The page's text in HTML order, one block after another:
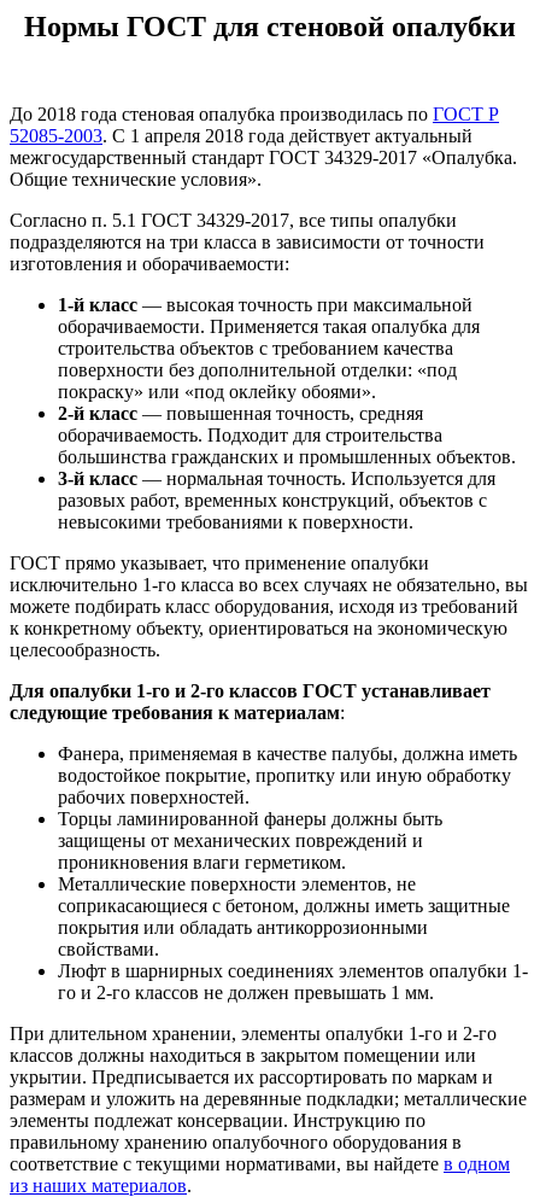
Нормы ГОСТ для стеновой опалубки
До 2018 года стеновая опалубка производилась по ГОСТ Р
52085-2003. С 1 апреля 2018 года действует актуальный
межгосударственный стандарт ГОСТ 34329-2017 «Опалубка.
Общие технические условия».
Согласно п. 5.1 ГОСТ 34329-2017, все типы опалубки
подразделяются на три класса в зависимости от точности
изготовления и оборачиваемости:
1-й класс — высокая точность при максимальной
оборачиваемости. Применяется такая опалубка для
строительства объектов с требованием качества
поверхности без дополнительной отделки: «под
покраску» или «под оклейку обоями».
2-й класс — повышенная точность, средняя
оборачиваемость. Подходит для строительства
большинства гражданских и промышленных объектов.
3-й класс — нормальная точность. Используется для
разовых работ, временных конструкций, объектов с
невысокими требованиями к поверхности.
ГОСТ прямо указывает, что применение опалубки
исключительно 1-го класса во всех случаях не обязательно, вы
можете подбирать класс оборудования, исходя из требований
к конкретному объекту, ориентироваться на экономическую
целесообразность.
Для опалубки 1-го и 2-го классов ГОСТ устанавливает
следующие требования к материалам:
Фанера, применяемая в качестве палубы, должна иметь
водостойкое покрытие, пропитку или иную обработку
рабочих поверхностей.
Торцы ламинированной фанеры должны быть
защищены от механических повреждений и
проникновения влаги герметиком.
Металлические поверхности элементов, не
соприкасающиеся с бетоном, должны иметь защитные
покрытия или обладать антикоррозионными
свойствами.
Люфт в шарнирных соединениях элементов опалубки 1-
го и 2-го классов не должен превышать 1 мм.
При длительном хранении, элементы опалубки 1-го и 2-го
классов должны находиться в закрытом помещении или
укрытии. Предписывается их рассортировать по маркам и
размерам и уложить на деревянные подкладки; металлические
элементы подлежат консервации. Инструкцию по
правильному хранению опалубочного оборудования в
соответствие с текущими нормативами, вы найдете в одном
из наших материалов.